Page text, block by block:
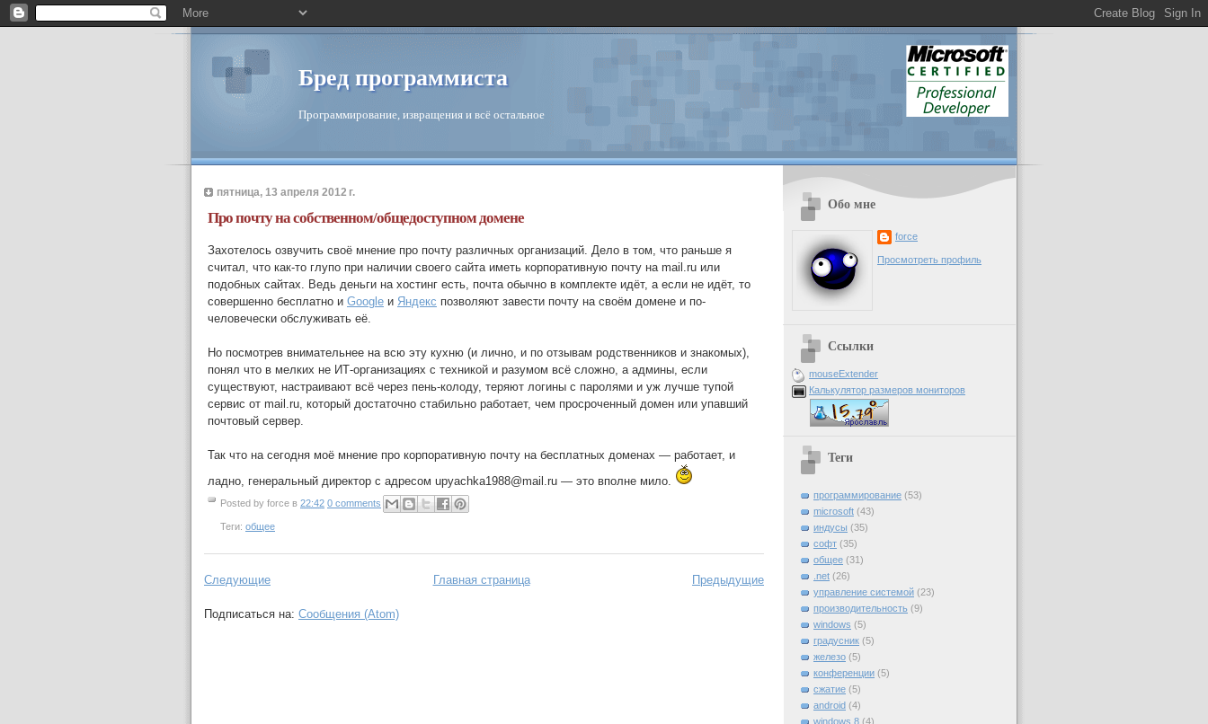
Бред программиста
Программирование, извращения и всё остальное
пятница, 13 апреля 2012 г.
Про почту на собственном/общедоступном домене
Захотелось озвучить своё мнение про почту различных организаций. Дело в том, что раньше я
считал, что как-то глупо при наличии своего сайта иметь корпоративную почту на mail.ru или
подобных сайтах. Ведь деньги на хостинг есть, почта обычно в комплекте идёт, а если не идёт, то
совершенно бесплатно и Google и Яндекс позволяют завести почту на своём домене и по-
человечески обслуживать её.
Но посмотрев внимательнее на всю эту кухню (и лично, и по отзывам родственников и знакомых),
понял что в мелких не ИТ-организациях с техникой и разумом всё сложно, а админы, если
существуют, настраивают всё через пень-колоду, теряют логины с паролями и уж лучше тупой
сервис от mail.ru, который достаточно стабильно работает, чем просроченный домен или упавший
почтовый сервер.
Так что на сегодня моё мнение про корпоративную почту на бесплатных доменах — работает, и
ладно, генеральный директор с адресом upyachka1988@mail.ru — это вполне мило.
Posted by force в 22:42 0 comments
Теги: общее
Следующие Предыдущие
Главная страница
Подписаться на: Сообщения (Atom)
Обо мне
force
Просмотреть профиль
Ссылки
mouseExtender
Калькулятор размеров мониторов
Теги
программирование (53)
microsoft (43)
индусы (35)
софт (35)
общее (31)
.net (26)
управление системой (23)
производительность (9)
windows (5)
градусник (5)
железо (5)
конференции (5)
сжатие (5)
android (4)
windows 8 (4)